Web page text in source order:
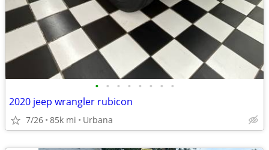
• • • • • • • •
2020 jeep wrangler rubicon
7/26 85k mi Urbana